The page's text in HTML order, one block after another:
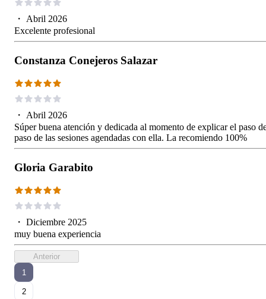
・ Abril 2026
Excelente profesional
Constanza Conejeros Salazar
・ Abril 2026
Súper buena atención y dedicada al momento de explicar el paso
paso de las sesiones agendadas con ella. La recomiendo 100%
Gloria Garabito
・ Diciembre 2025
muy buena experiencia
Anterior
1
2